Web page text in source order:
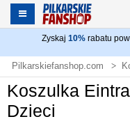
Zyskaj 10% rabatu
Pilkarskiefanshop.com
Koszulka
Dzieci